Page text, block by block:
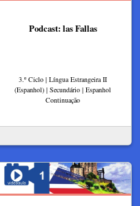
Podcast: las Fallas
3.º Ciclo | Língua Estrangeira II
(Espanhol) | Secundário | Espanhol
Continuação